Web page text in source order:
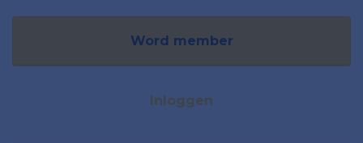
Word member
Inloggen